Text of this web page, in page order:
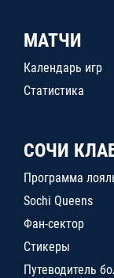
МАТЧИ
Календарь игр
Статистика
СОЧИ
Программа
Sochi Queens
Фан-сектор
Стикеры
Путеводитель